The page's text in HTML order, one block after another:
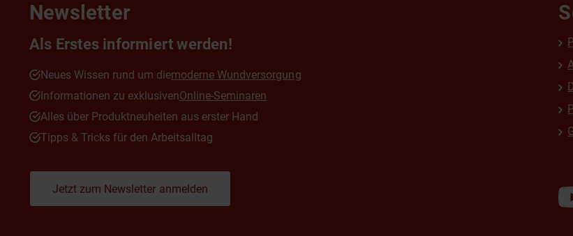
Newsletter
Als Erstes informiert werden!
Neues Wissen rund um diemoderne Wundversorgung
Informationen zu exklusivenOnline-Seminaren
Alles über Produktneuheiten aus erster Hand
Tipps & Tricks für den Arbeitsalltag
Jetzt zum Newsletter anmelden